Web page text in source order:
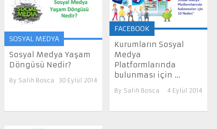
SOSYAL MEDYA
Sosyal Medya Yaşam
Döngüsü Nedir?
By Salih Bosca 30 Eylül 2014
FACEBOOK
Kurumların Sosyal
Medya
Platformlarında
bulunması için ...
By Salih Bosca 4 Eylül 2014